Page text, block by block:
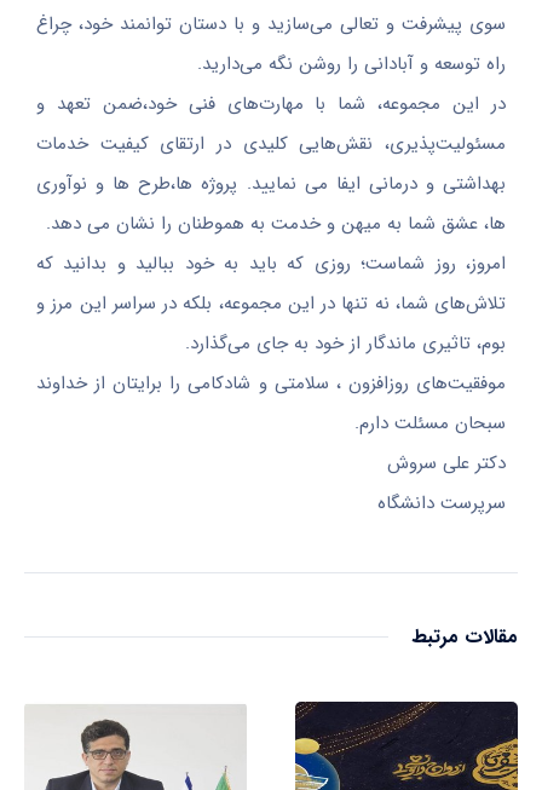
سوی پیشرفت و تعالی می‌سازید و با دستان توانمند خود، چراغ
راه توسعه و آبادانی را روشن نگه می‌دارید.
در این مجموعه، شما با مهارت‌های فنی خود،ضمن تعهد و
مسئولیت‌پذیری، نقش‌هایی کلیدی در ارتقای کیفیت خدمات
بهداشتی و درمانی ایفا می نمایید. پروژه ها،طرح ها و نوآوری
ها، عشق شما به میهن و خدمت به هموطنان را نشان می دهد.
امروز، روز شماست؛ روزی که باید به خود ببالید و بدانید که
تلاش‌های شما، نه تنها در این مجموعه، بلکه در سراسر این مرز و
بوم، تاثیری ماندگار از خود به جای می‌گذارد.
موفقیت‌های روزافزون ، سلامتی و شادکامی را برایتان از خداوند
سبحان مسئلت دارم.
دکتر علی سروش
سرپرست دانشگاه
مقالات مرتبط